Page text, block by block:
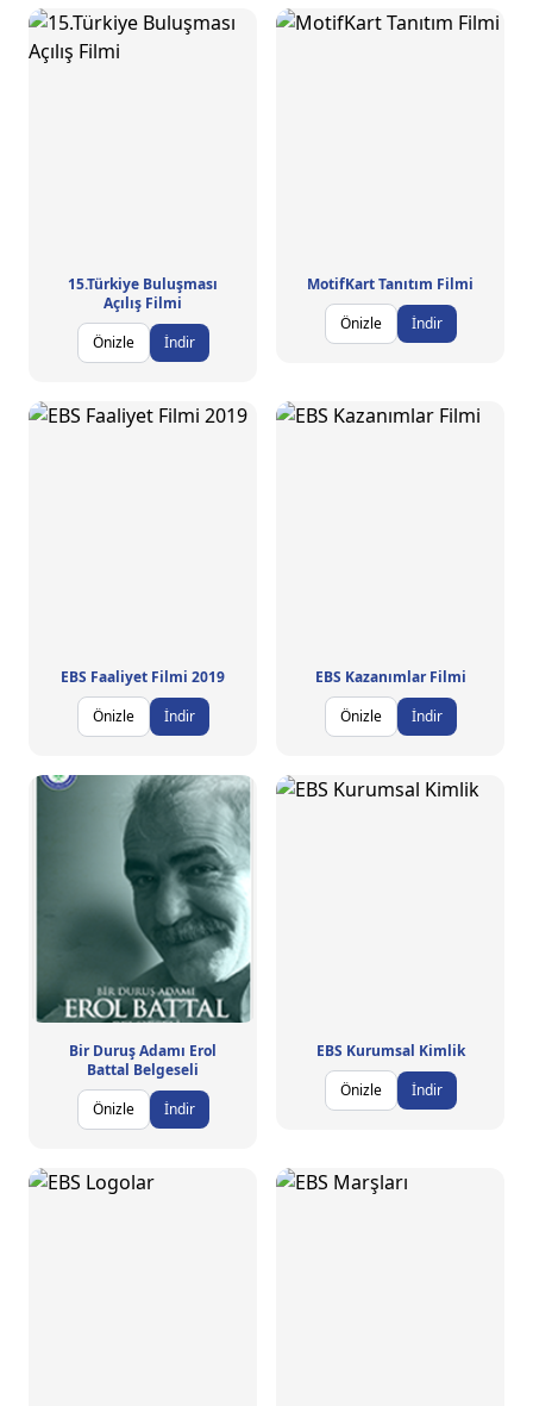
15.Türkiye Buluşması
Açılış Filmi
Önizle
İndir
MotifKart Tanıtım Filmi
Önizle
İndir
EBS Faaliyet Filmi 2019
Önizle
İndir
EBS Kazanımlar Filmi
Önizle
İndir
Bir Duruş Adamı Erol
Battal Belgeseli
Önizle
İndir
EBS Kurumsal Kimlik
Önizle
İndir